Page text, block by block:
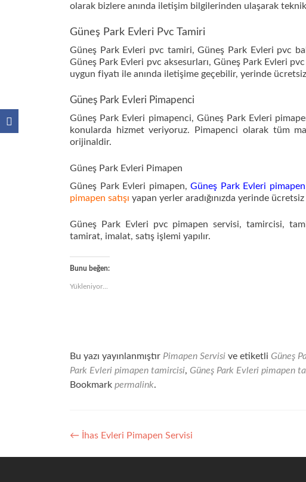
olarak bizlere anında iletişim bilgilerinden ulaşarak
Güneş Park Evleri Pvc Tamiri
Güneş Park Evleri pvc tamiri, Güneş Park Evleri pvc
Güneş Park Evleri pvc aksesurları, Güneş Park Evleri
uygun fiyatı ile anında iletişime geçebilir, yerinde
Güneş Park Evleri Pimapenci
Güneş Park Evleri pimapenci, Güneş Park Evleri
konularda hizmet veriyoruz. Pimapenci olarak tüm
orijinaldir.
Güneş Park Evleri Pimapen
Güneş Park Evleri pimapen,Güneş Park Evleri
pimapen satışı yapan yerler aradığınızda yerinde
Güneş Park Evleri pvc pimapen servisi, tamircisi,
tamirat, imalat, satış işlemi yapılır.
Bunu beğen:
Yükleniyor...
Bu yazı yayınlanmıştır Pimapen Servisi ve etiketli Güneş
Park Evleri pimapen tamircisi, Güneş Park Evleri pimapen
Bookmark permalink.
Yazı
dolaşımı
← İhas Evleri Pimapen Servisi